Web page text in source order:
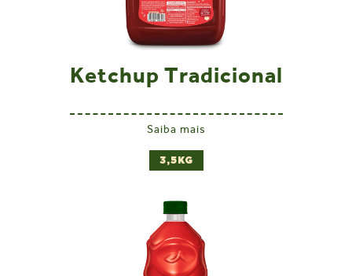
Ketchup Tradicional
Saiba mais
3,5KG